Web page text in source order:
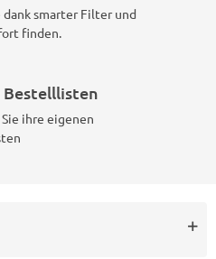
smarter Filter und
finden.
Bestelllisten
ihre eigenen